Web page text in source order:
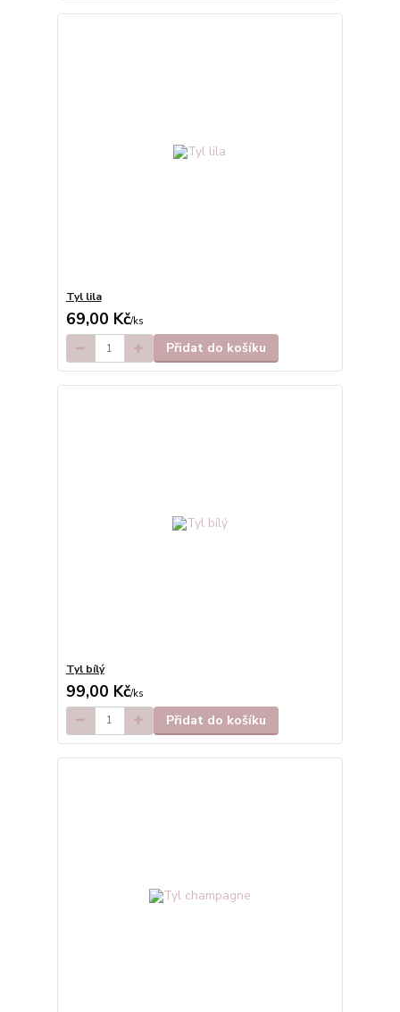
Tyl lila
69,00 Kč/ks
Přidat do košíku
Tyl bílý
99,00 Kč/ks
Přidat do košíku